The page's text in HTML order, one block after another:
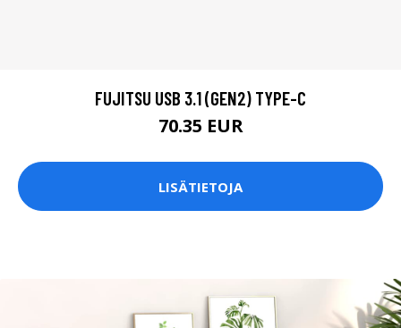
FUJITSU USB 3.1 (GEN2) TYPE-C
70.35 EUR
LISÄTIETOJA